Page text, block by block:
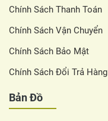
Chính Sách Thanh Toán
Chính Sách Vận Chuyển
Chính Sách Bảo Mật
Chính Sách Đổi Trả Hàng
Bản Đồ